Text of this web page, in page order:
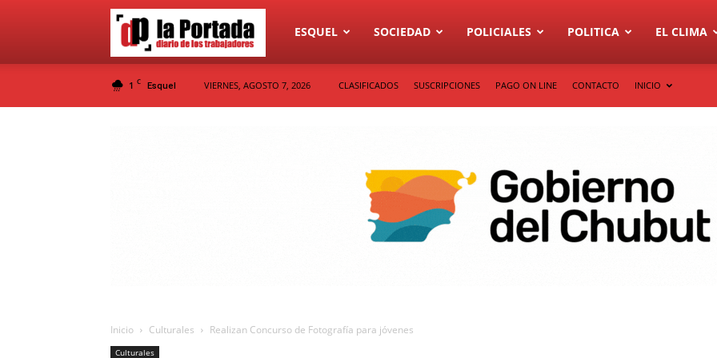
Diario
La
ESQUEL SOCIEDAD POLICIALES POLITICA EL CLIMA
1 C Esquel VIERNES, AGOSTO 7, 2026 CLASIFICADOS SUSCRIPCIONES PAGO ON LINE CONTACTO INICIO
Inicio Culturales Realizan Concurso de Fotografía para jóvenes
Culturales